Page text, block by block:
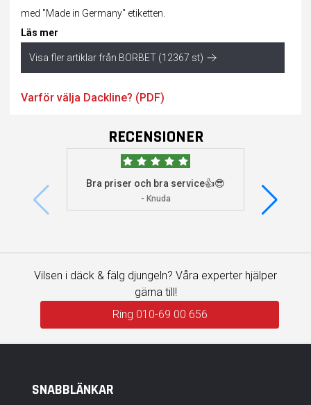
med "Made in Germany" etiketten.
Läs mer
Visa fler artiklar från BORBET (12367 st)
Varför välja Dackline? (PDF)
RECENSIONER
Bra priser och bra service👍😎
- Knuda
Vilsen i däck & fälg djungeln? Våra experter hjälper
gärna till!
Ring 010-69 00 656
SNABBLÄNKAR